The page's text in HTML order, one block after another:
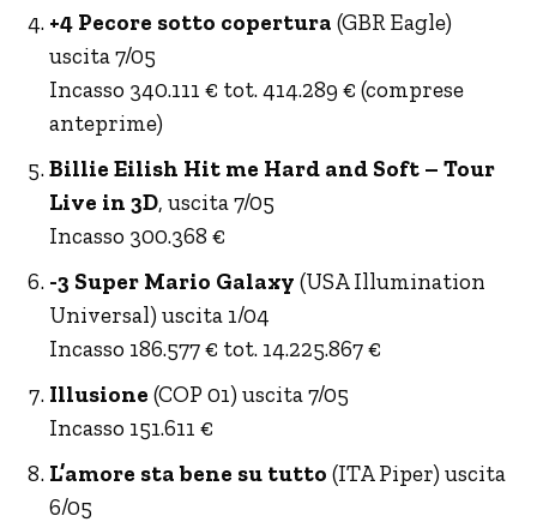
+4 Pecore sotto copertura (GBR Eagle)
uscita 7/05
Incasso 340.111 € tot. 414.289 € (comprese
anteprime)
Billie Eilish Hit me Hard and Soft – Tour
Live in 3D, uscita 7/05
Incasso 300.368 €
-3 Super Mario Galaxy (USA Illumination
Universal) uscita 1/04
Incasso 186.577 € tot. 14.225.867 €
Illusione (COP 01) uscita 7/05
Incasso 151.611 €
L’amore sta bene su tutto (ITA Piper) uscita
6/05